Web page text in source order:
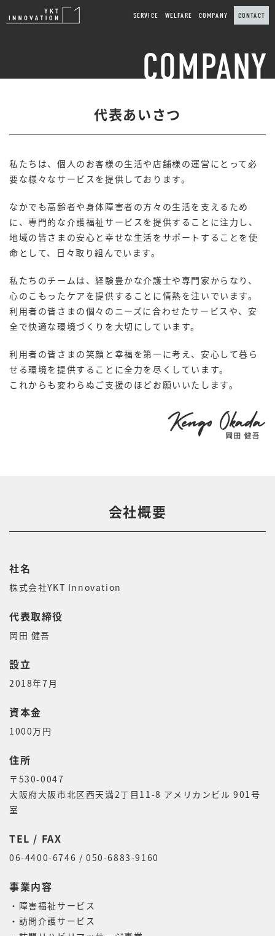
SERVICE WELFARE COMPANY CONTACT
COMPANY
代表あいさつ
私たちは、個人のお客様の生活や店舗様の運営にとって必
要な様々なサービスを提供しております。
なかでも高齢者や身体障害者の方々の生活を支えるため
に、専門的な介護福祉サービスを提供することに注力し、
地域の皆さまの安心と幸せな生活をサポートすることを使
命として、日々取り組んでいます。
私たちのチームは、経験豊かな介護士や専門家からなり、
心のこもったケアを提供することに情熱を注いでいます。
利用者の皆さまの個々のニーズに合わせたサービスや、安
全で快適な環境づくりを大切にしています。
利用者の皆さまの笑顔と幸福を第一に考え、安心して暮ら
せる環境を提供することに全力を尽くしています。
これからも変わらぬご支援のほどお願いいたします。
会社概要
社名
株式会社YKT Innovation
代表取締役
岡田 健吾
設立
2018年7月
資本金
1000万円
住所
〒530-0047
大阪府大阪市北区西天満2丁目11-8 アメリカンビル 901号
室
TEL / FAX
06-4400-6746 / 050-6883-9160
事業内容
・障害福祉サービス
・訪問介護サービス